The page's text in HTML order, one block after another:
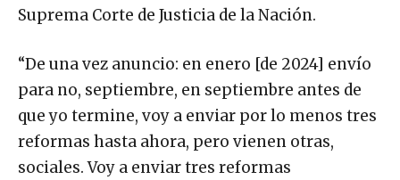
Suprema Corte de Justicia de la Nación.
“De una vez anuncio: en enero [de 2024] envío
para no, septiembre, en septiembre antes de
que yo termine, voy a enviar por lo menos tres
reformas hasta ahora, pero vienen otras,
sociales. Voy a enviar tres reformas